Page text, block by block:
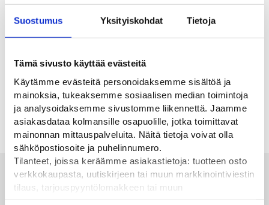
Suostumus Yksityiskohdat Tietoja
Tämä sivusto käyttää evästeitä
Käytämme evästeitä personoidaksemme sisältöä ja
mainoksia, tukeaksemme sosiaalisen median toimintoja
ja analysoidaksemme sivustomme liikennettä. Jaamme
asiakasdataa kolmansille osapuolille, jotka toimittavat
mainonnan mittauspalveluita. Näitä tietoja voivat olla
sähköpostiosoite ja puhelinnumero.
Tilanteet, joissa keräämme asiakastietoja: tuotteen osto
verkkokaupasta, uutiskirjeen tai muun markkinointiviestin
tilaus, tarjouspyyntölomakkeen tai muun
yhteydenottolomakkeen lähettäminen, käyttäjätilin
Muovinen merkintäkahva
pyörällä
59,00€
Alan parhaat merkit